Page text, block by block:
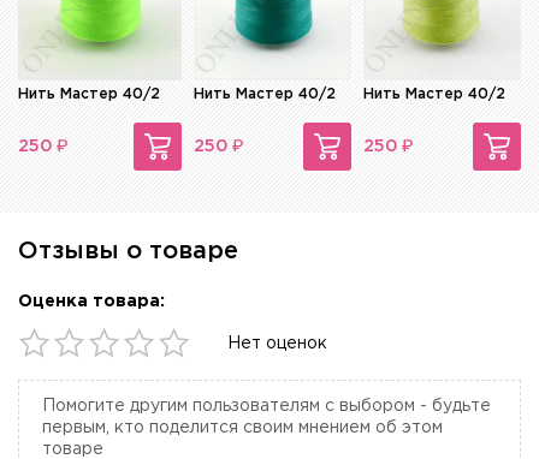
Нить Мастер 40/2
250 ₽
Нить Мастер 40/2
250 ₽
Нить Мастер 40/2
250 ₽
Отзывы о товаре
Оценка товара:
Нет оценок
Помогите другим пользователям с выбором - будьте
первым, кто поделится своим мнением об этом
товаре